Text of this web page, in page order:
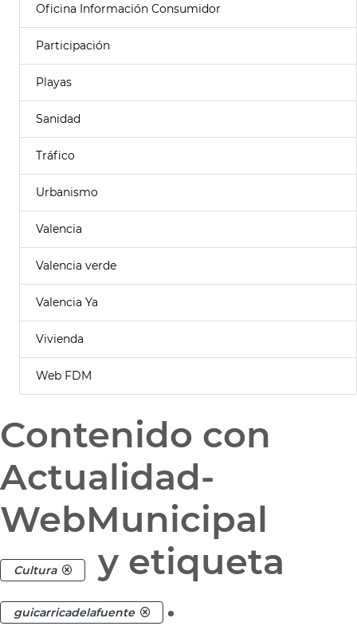
Oficina Información Consumidor
Participación
Playas
Sanidad
Tráfico
Urbanismo
Valencia
Valencia verde
Valencia Ya
Vivienda
Web FDM
Contenido con
Actualidad-
WebMunicipal
Cultura y etiqueta
guicarricadelafuente .